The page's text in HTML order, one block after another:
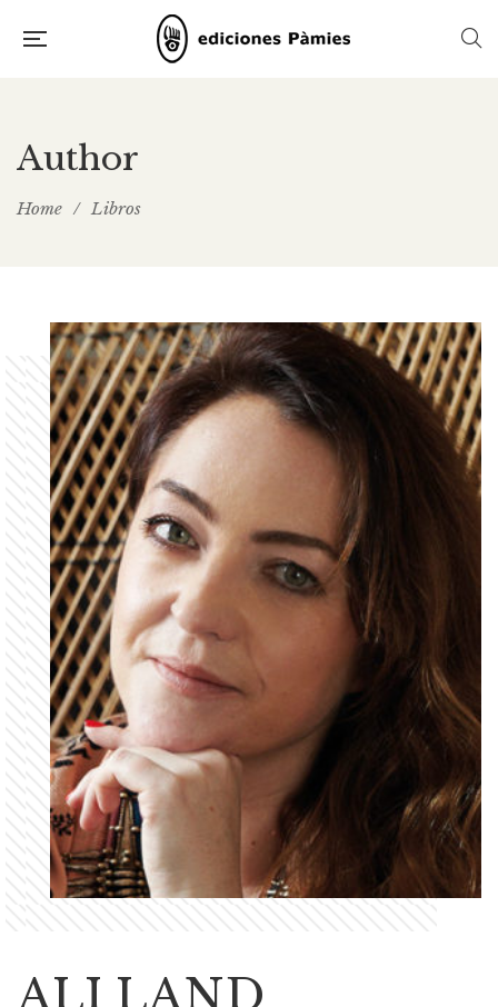
Author
Home / Libros
ALI LAND